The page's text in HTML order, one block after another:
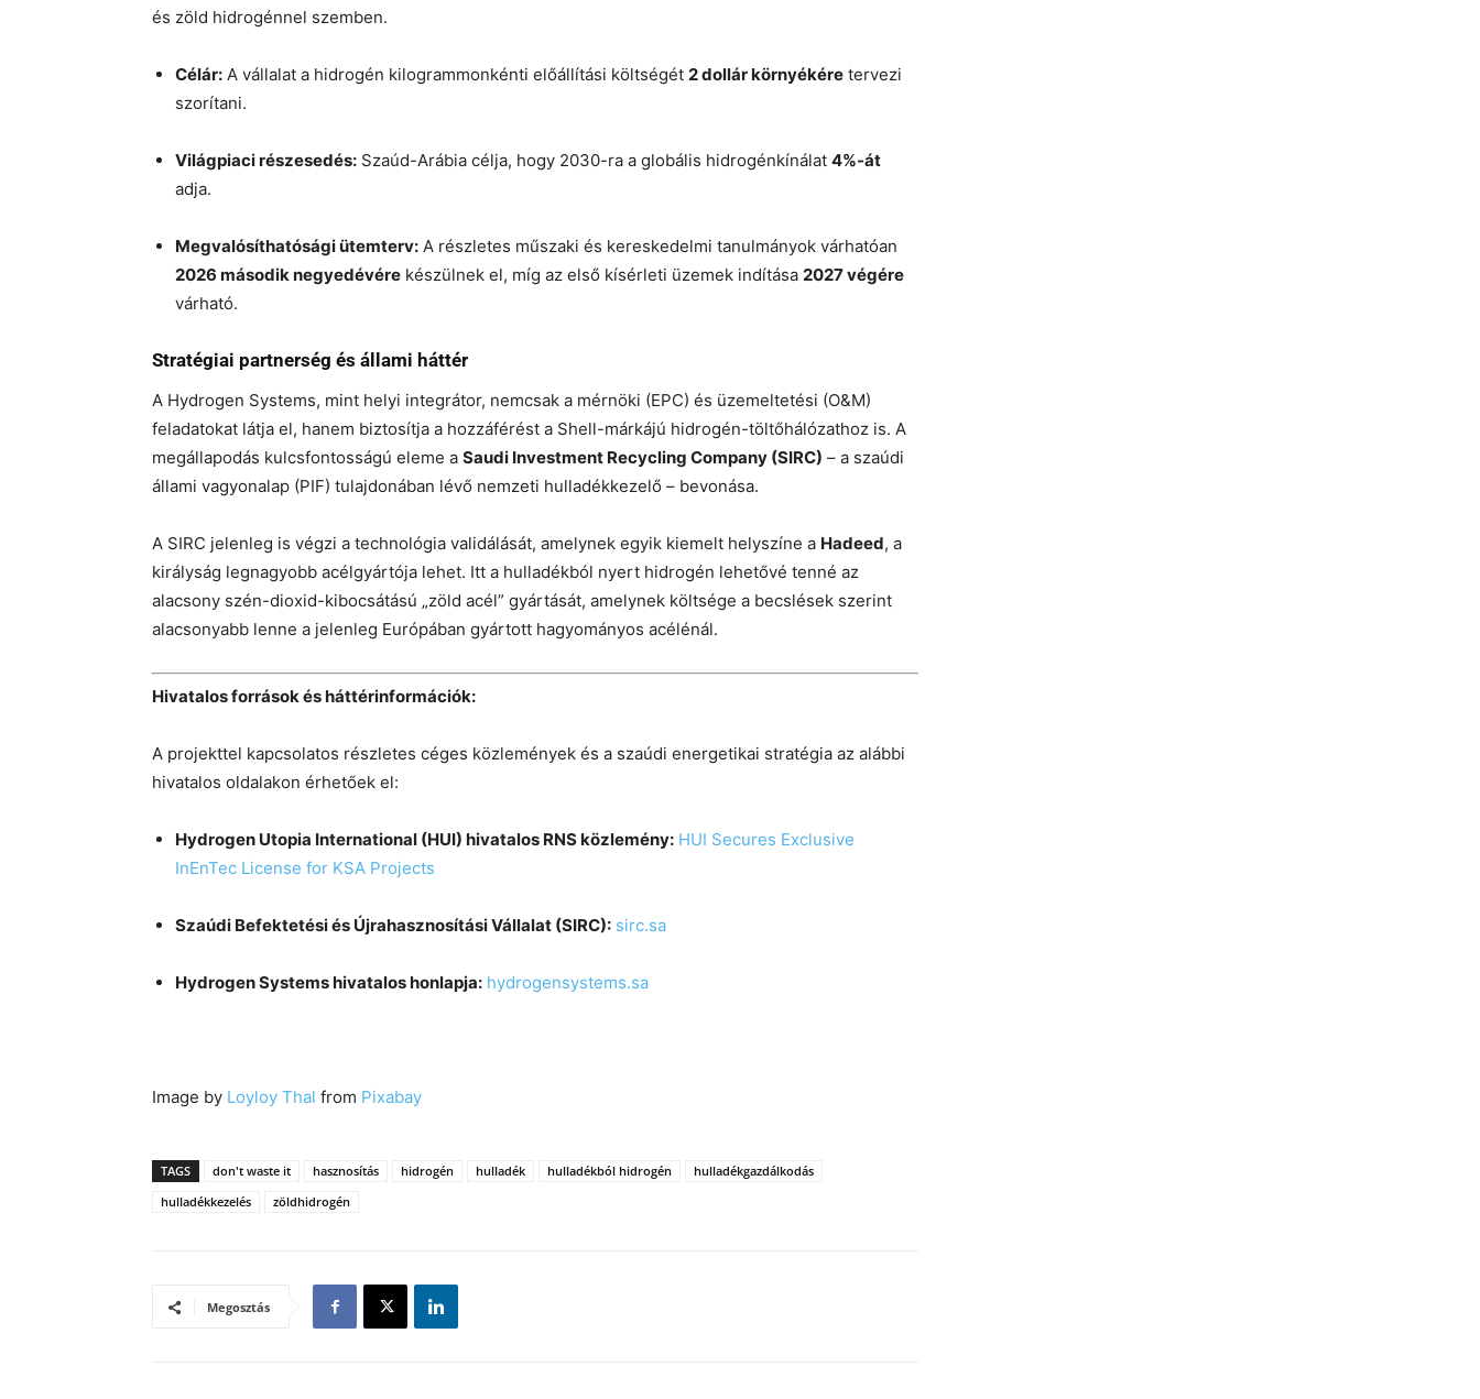
és zöld hidrogénnel szemben.
Célár: A vállalat a hidrogén kilogrammonkénti előállítási költségét 2 dollár környékére tervezi
szorítani.
Világpiaci részesedés: Szaúd-Arábia célja, hogy 2030-ra a globális hidrogénkínálat 4%-át
adja.
Megvalósíthatósági ütemterv: A részletes műszaki és kereskedelmi tanulmányok várhatóan
2026 második negyedévére készülnek el, míg az első kísérleti üzemek indítása 2027 végére
várható.
Stratégiai partnerség és állami háttér
A Hydrogen Systems, mint helyi integrátor, nemcsak a mérnöki (EPC) és üzemeltetési (O&M)
feladatokat látja el, hanem biztosítja a hozzáférést a Shell-márkájú hidrogén-töltőhálózathoz is. A
megállapodás kulcsfontosságú eleme a Saudi Investment Recycling Company (SIRC) – a szaúdi
állami vagyonalap (PIF) tulajdonában lévő nemzeti hulladékkezelő – bevonása.
A SIRC jelenleg is végzi a technológia validálását, amelynek egyik kiemelt helyszíne a Hadeed, a
királyság legnagyobb acélgyártója lehet. Itt a hulladékból nyert hidrogén lehetővé tenné az
alacsony szén-dioxid-kibocsátású „zöld acél” gyártását, amelynek költsége a becslések szerint
alacsonyabb lenne a jelenleg Európában gyártott hagyományos acélénál.
Hivatalos források és háttérinformációk:
A projekttel kapcsolatos részletes céges közlemények és a szaúdi energetikai stratégia az alábbi
hivatalos oldalakon érhetőek el:
Hydrogen Utopia International (HUI) hivatalos RNS közlemény: HUI Secures Exclusive
InEnTec License for KSA Projects
Szaúdi Befektetési és Újrahasznosítási Vállalat (SIRC): sirc.sa
Hydrogen Systems hivatalos honlapja: hydrogensystems.sa
Image by Loyloy Thal from Pixabay
TAGS don't waste it hasznosítás hidrogén hulladék hulladékból hidrogén
hulladékgazdálkodás
hulladékkezelés
zöldhidrogén
Megosztás